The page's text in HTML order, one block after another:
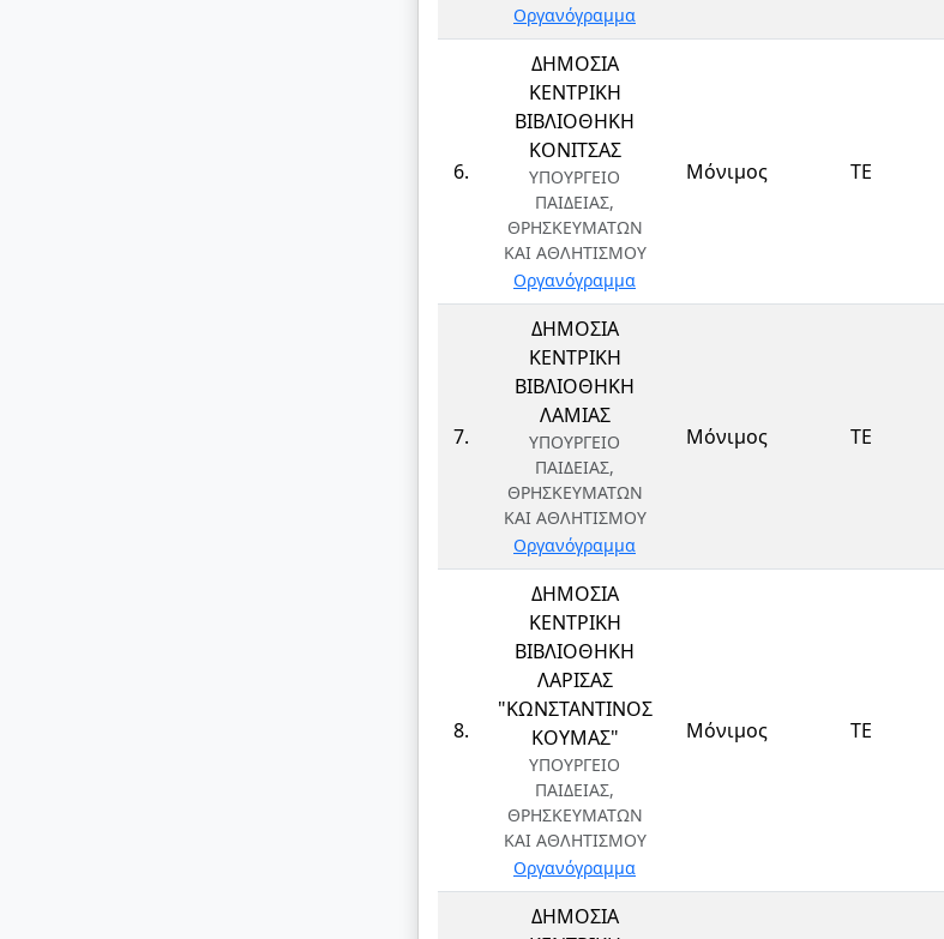
Οργανόγραμμα
6.
ΔΗΜΟΣΙΑ
ΚΕΝΤΡΙΚΗ
ΒΙΒΛΙΟΘΗΚΗ
ΚΟΝΙΤΣΑΣ
ΥΠΟΥΡΓΕΙΟ
ΠΑΙΔΕΙΑΣ,
ΘΡΗΣΚΕΥΜΑΤΩΝ
ΚΑΙ ΑΘΛΗΤΙΣΜΟΥ
Οργανόγραμμα
Μόνιμος ΤΕ
7.
ΔΗΜΟΣΙΑ
ΚΕΝΤΡΙΚΗ
ΒΙΒΛΙΟΘΗΚΗ
ΛΑΜΙΑΣ
ΥΠΟΥΡΓΕΙΟ
ΠΑΙΔΕΙΑΣ,
ΘΡΗΣΚΕΥΜΑΤΩΝ
ΚΑΙ ΑΘΛΗΤΙΣΜΟΥ
Οργανόγραμμα
Μόνιμος ΤΕ
8.
ΔΗΜΟΣΙΑ
ΚΕΝΤΡΙΚΗ
ΒΙΒΛΙΟΘΗΚΗ
ΛΑΡΙΣΑΣ
"ΚΩΝΣΤΑΝΤΙΝΟΣ
ΚΟΥΜΑΣ"
ΥΠΟΥΡΓΕΙΟ
ΠΑΙΔΕΙΑΣ,
ΘΡΗΣΚΕΥΜΑΤΩΝ
ΚΑΙ ΑΘΛΗΤΙΣΜΟΥ
Οργανόγραμμα
Μόνιμος ΤΕ
ΔΗΜΟΣΙΑ